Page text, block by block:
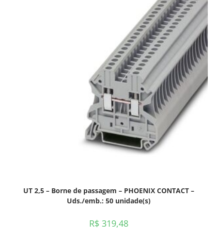
UT 2,5 – Borne de passagem – PHOENIX CONTACT –
Uds./emb.: 50 unidade(s)
R$ 319,48